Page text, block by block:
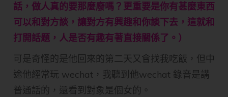
話，做人真的要那麼廢嗎？更重要是你有甚麼東西
可以和對方談，讓對方有興趣和你談下去，這就和
打開話題，人是否有趣有著直接關係了。）
可是奇怪的是他回來的第二天又會找我吃飯，但中
途他經常玩 wechat，我聽到他wechat 錄音是講
普通話的，還看到對象是個女的。